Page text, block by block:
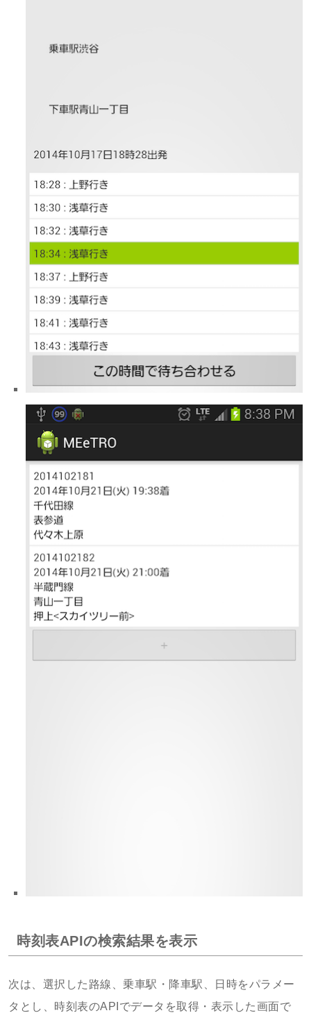
時刻表APIの検索結果を表示
次は、選択した路線、乗車駅・降車駅、日時をパラメー
タとし、時刻表のAPIでデータを取得・表示した画面で